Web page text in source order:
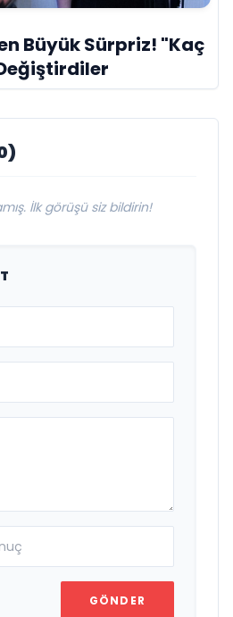
Büyük Sürpriz! "Kaç
İlk görüşü siz bildirin!
GÖNDER